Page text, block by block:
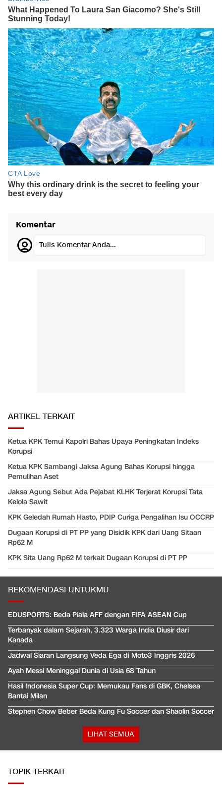
Komentar
Tulis Komentar Anda...
ARTIKEL TERKAIT
Ketua KPK Temui Kapolri Bahas Upaya Peningkatan Indeks
Korupsi
Ketua KPK Sambangi Jaksa Agung Bahas Korupsi hingga
Pemulihan Aset
Jaksa Agung Sebut Ada Pejabat KLHK Terjerat Korupsi Tata
Kelola Sawit
KPK Geledah Rumah Hasto, PDIP Curiga Pengalihan Isu OCCRP
Dugaan Korupsi di PT PP yang Disidik KPK dari Uang Sitaan
Rp62 M
KPK Sita Uang Rp62 M terkait Dugaan Korupsi di PT PP
REKOMENDASI UNTUKMU
EDUSPORTS: Beda Piala AFF dengan FIFA ASEAN Cup
Terbanyak dalam Sejarah, 3.323 Warga India Diusir dari
Kanada
Jadwal Siaran Langsung Veda Ega di Moto3 Inggris 2026
Ayah Messi Meninggal Dunia di Usia 68 Tahun
Hasil Indonesia Super Cup: Memukau Fans di GBK, Chelsea
Bantai Milan
Stephen Chow Beber Beda Kung Fu Soccer dan Shaolin Soccer
LIHAT SEMUA
TOPIK TERKAIT